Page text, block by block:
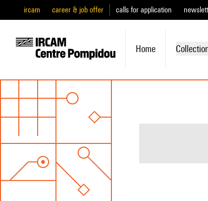
ircam career & job offer calls for application
Home